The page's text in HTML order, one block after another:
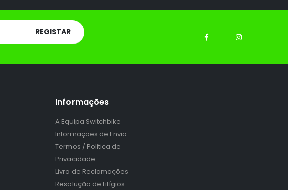
Informações
A Equipa Switchbike
Informações de Envio
Termos / Politica de
Privacidade
Livro de Reclamações
Resolução de Litígios